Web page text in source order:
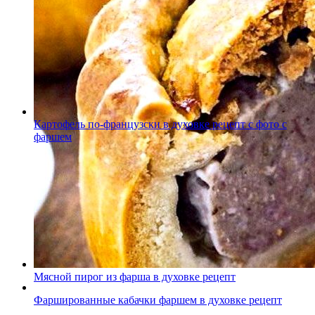
Мясной пирог из фарша в духовке рецепт
Картофель по-французски в духовке рецепт с фото с
фаршем
Фаршированные кабачки фаршем в духовке рецепт